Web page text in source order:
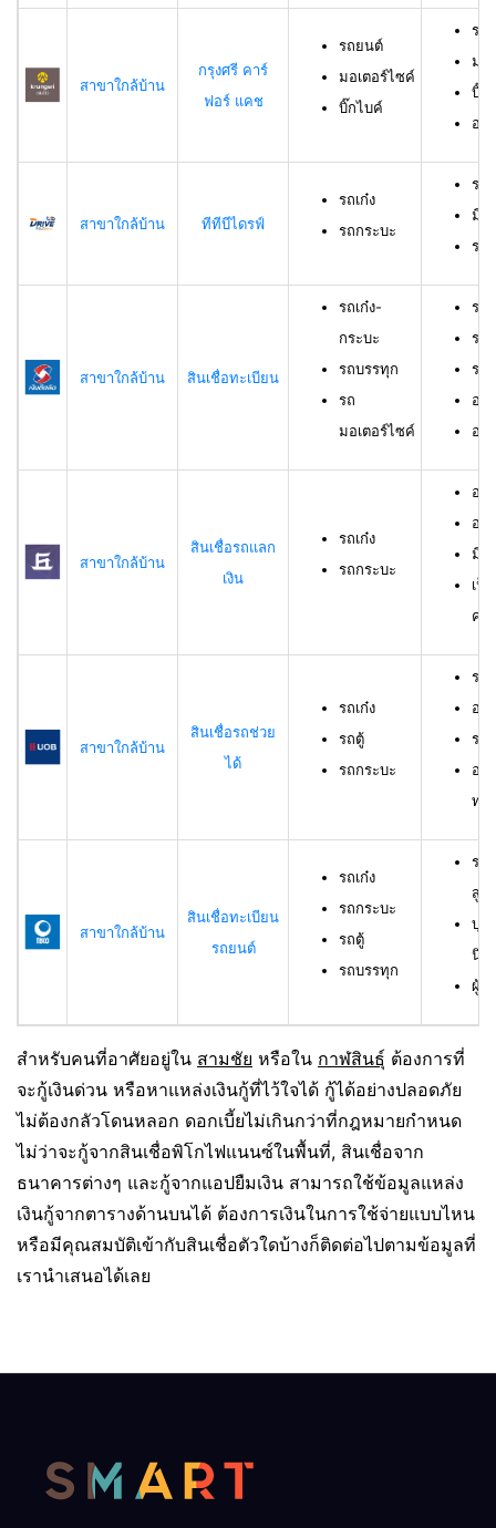
สาขาใกล้บ้าน
กรุงศรี คาร์
ฟอร์ แคช
รถยนต์
มอเตอร์ไซค์
บิ๊กไบค์
รถ
มอ
บิ๊ก
อา
สาขาใกล้บ้าน ทีทีบีไดรฟ์
รถเก๋ง
รถกระบะ
รถ
มีอ
รา
สาขาใกล้บ้าน สินเชื่อทะเบียน
รถเก๋ง-
กระบะ
รถบรรทุก
รถ
มอเตอร์ไซค์
รถ
รถ
รถ
อา
อา
สาขาใกล้บ้าน
สินเชื่อรถแลก
เงิน
รถเก๋ง
รถกระบะ
อา
อา
มีร
เป็
คร
สาขาใกล้บ้าน
สินเชื่อรถช่วย
ได้
รถเก๋ง
รถตู้
รถกระบะ
รถ
อา
รา
อา
ทด
สาขาใกล้บ้าน
สินเชื่อทะเบียน
รถยนต์
รถเก๋ง
รถกระบะ
รถตู้
รถบรรทุก
รถ
สูง
บุค
นิติ
ผู้กู้
สำหรับคนที่อาศัยอยู่ใน สามชัย หรือใน กาฬสินธุ์ ต้องการที่
จะกู้เงินด่วน หรือหาแหล่งเงินกู้ที่ไว้ใจได้ กู้ได้อย่างปลอดภัย
ไม่ต้องกลัวโดนหลอก ดอกเบี้ยไม่เกินกว่าที่กฎหมายกำหนด
ไม่ว่าจะกู้จากสินเชื่อพิโกไฟแนนซ์ในพื้นที่, สินเชื่อจาก
ธนาคารต่างๆ และกู้จากแอปยืมเงิน สามารถใช้ข้อมูลแหล่ง
เงินกู้จากตารางด้านบนได้ ต้องการเงินในการใช้จ่ายแบบไหน
หรือมีคุณสมบัติเข้ากับสินเชื่อตัวใดบ้างก็ติดต่อไปตามข้อมูลที่
เรานำเสนอได้เลย